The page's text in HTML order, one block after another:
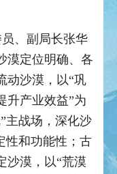
、副局长张华
漠定位明确、各
动沙漠，以“巩
升产业效益”为
主战场，深化沙
性和功能性；古
沙漠，以“荒漠